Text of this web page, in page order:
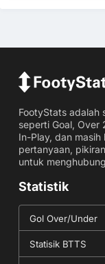
FootyStats adalah
seperti Goal, Over
In-Play, dan
pertanyaan,
untuk
Statistik
Gol Over/Under
Statisik BTTS